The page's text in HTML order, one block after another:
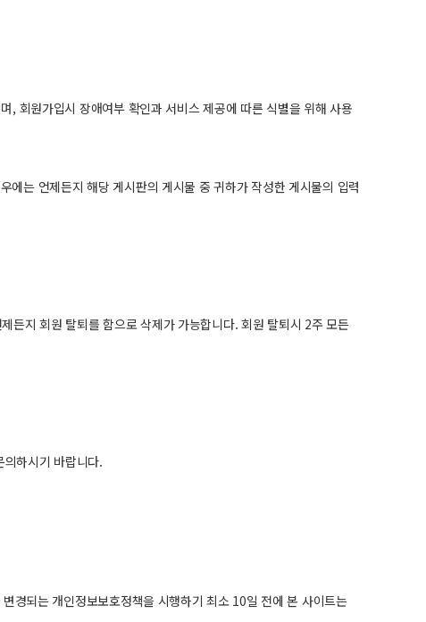
, 회원가입시 장애여부 확인과 서비스 제공에 따른 식별을 위해 사용
는 언제든지 해당 게시판의 게시물 중 귀하가 작성한 게시물의 입력
든지 회원 탈퇴를 함으로 삭제가 가능합니다. 회원 탈퇴시 2주 모든
하시기 바랍니다.
경되는 개인정보보호정책을 시행하기 최소 10일 전에 본 사이트는